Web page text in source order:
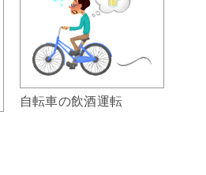
自転車の飲酒運転